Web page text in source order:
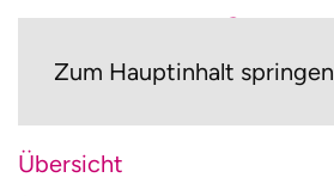
Zum Hauptinhalt springen
Übersicht